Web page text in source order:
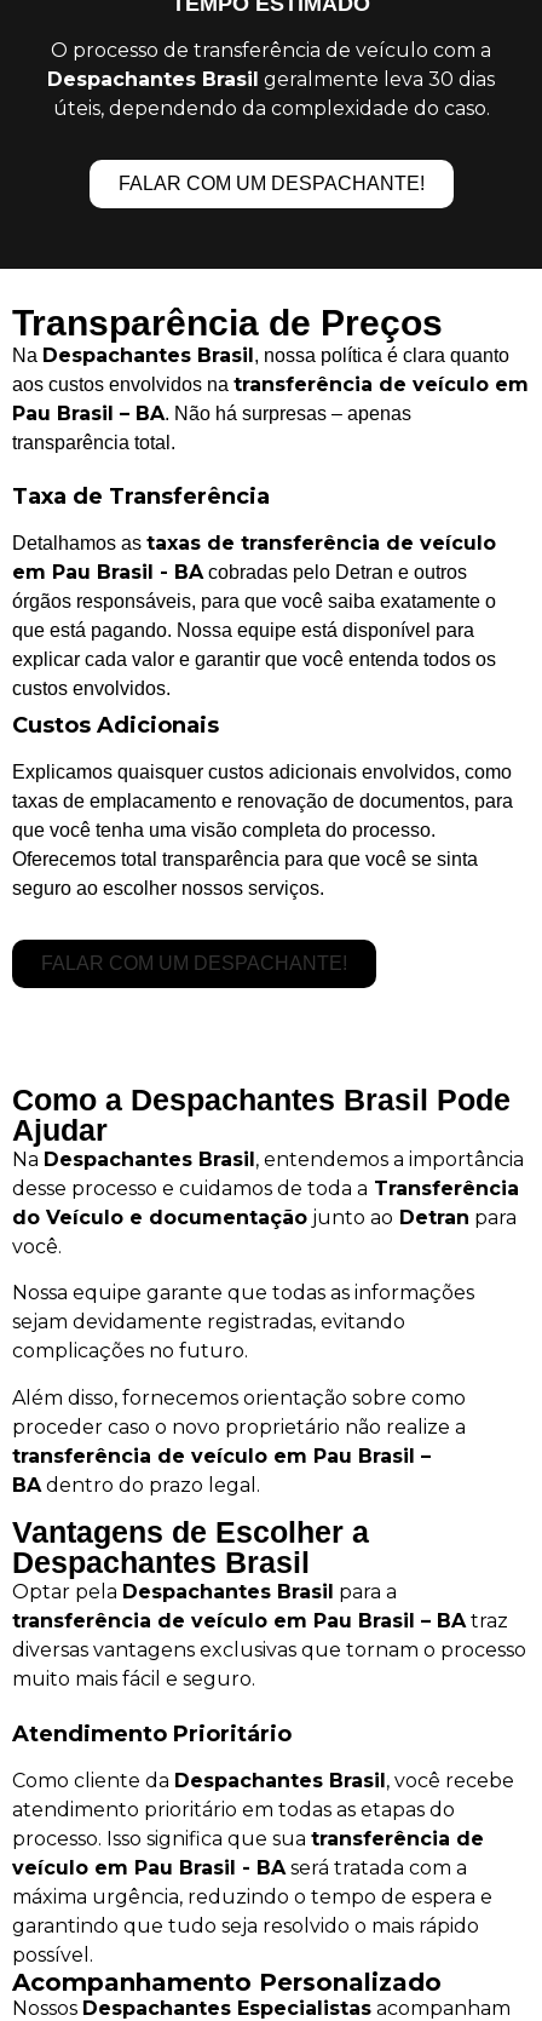
O processo de transferência de veículo com a
Despachantes Brasil geralmente leva 30 dias
úteis, dependendo da complexidade do caso.
FALAR COM UM DESPACHANTE!
Transparência de Preços
Na Despachantes Brasil, nossa política é clara quanto
aos custos envolvidos na transferência de veículo em
Pau Brasil – BA. Não há surpresas – apenas
transparência total.
Taxa de Transferência
Detalhamos as taxas de transferência de veículo
em Pau Brasil - BA cobradas pelo Detran e outros
órgãos responsáveis, para que você saiba exatamente o
que está pagando. Nossa equipe está disponível para
explicar cada valor e garantir que você entenda todos os
custos envolvidos.
Custos Adicionais
Explicamos quaisquer custos adicionais envolvidos, como
taxas de emplacamento e renovação de documentos, para
que você tenha uma visão completa do processo.
Oferecemos total transparência para que você se sinta
seguro ao escolher nossos serviços.
FALAR COM UM DESPACHANTE!
Como a Despachantes Brasil Pode
Ajudar
Na Despachantes Brasil, entendemos a importância
desse processo e cuidamos de toda a Transferência
do Veículo e documentação junto ao Detran para
você.
Nossa equipe garante que todas as informações
sejam devidamente registradas, evitando
complicações no futuro.
Além disso, fornecemos orientação sobre como
proceder caso o novo proprietário não realize a
transferência de veículo em Pau Brasil –
BA dentro do prazo legal.
Vantagens de Escolher a
Despachantes Brasil
Optar pela Despachantes Brasil para a
transferência de veículo em Pau Brasil – BAtraz
diversas vantagens exclusivas que tornam o processo
muito mais fácil e seguro.
Atendimento Prioritário
Como cliente da Despachantes Brasil, você recebe
atendimento prioritário em todas as etapas do
processo. Isso significa que sua transferência de
veículo em Pau Brasil - BA será tratada com a
máxima urgência, reduzindo o tempo de espera e
garantindo que tudo seja resolvido o mais rápido
possível.
Acompanhamento Personalizado
Nossos Despachantes Especialistas acompanham